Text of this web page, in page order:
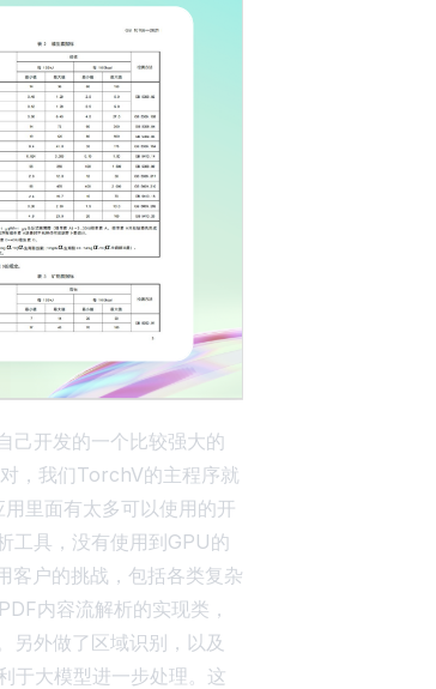
己开发的一个比较强大的
，我们TorchV的主程序就
里面有太多可以使用的开
工具，没有使用到GPU的
客户的挑战，包括各类复杂
内容流解析的实现类，
另外做了区域识别，以及
于大模型进一步处理。这